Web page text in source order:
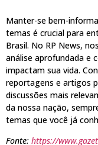
Manter-se bem-
temas é crucial para
Brasil. No RP News,
análise aprofundada e
impactam sua vida.
reportagens e artigos
discussões mais
da nossa nação,
temas que você já
Fonte: https://